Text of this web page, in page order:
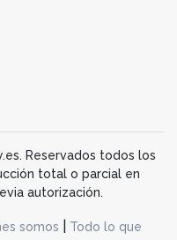
Reservados todos los
total o parcial en
autorización.
somos
Todo lo que